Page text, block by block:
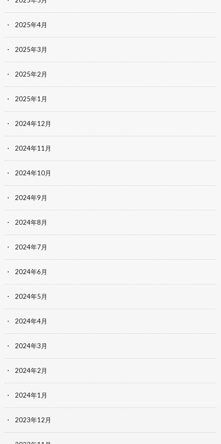
2025年4月
2025年3月
2025年2月
2025年1月
2024年12月
2024年11月
2024年10月
2024年9月
2024年8月
2024年7月
2024年6月
2024年5月
2024年4月
2024年3月
2024年2月
2024年1月
2023年12月